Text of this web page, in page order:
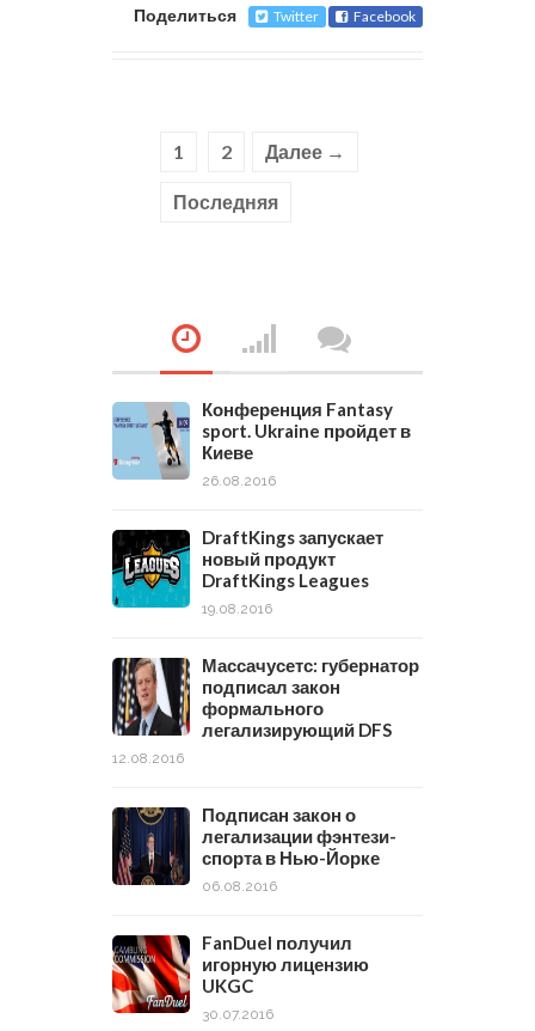
Поделиться Twitter Facebook
1 2 Далее →
Последняя
Конференция Fantasy
sport. Ukraine пройдет в
Киеве
26.08.2016
DraftKings запускает
новый продукт
DraftKings Leagues
19.08.2016
Массачусетс: губернатор
подписал закон
формального
легализирующий DFS
12.08.2016
Подписан закон о
легализации фэнтези-
спорта в Нью-Йорке
06.08.2016
FanDuel получил
игорную лицензию
UKGC
30.07.2016